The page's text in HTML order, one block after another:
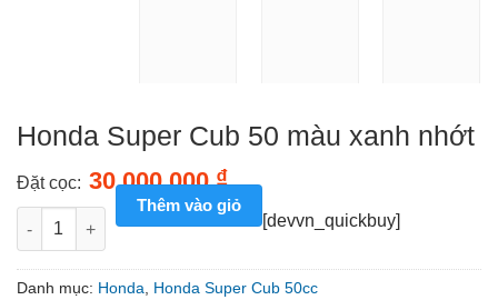
Honda Super Cub 50 màu xanh nhớt
Đặt cọc: 30.000.000₫
Honda Super Cub 50 màu xanh nhớt số lượng
Thêm vào giỏ
[devvn_quickbuy]
Danh mục: Honda, Honda Super Cub 50cc